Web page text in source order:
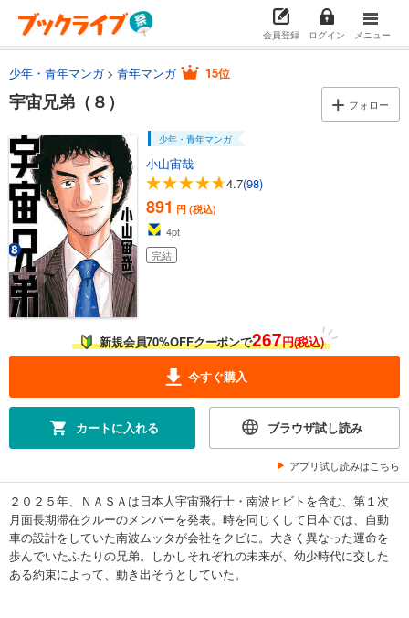
会員登録 ログイン メニュー
少年・青年マンガ 青年マンガ 15位
宇宙兄弟（８） フォロー
少年・青年マンガ
小山宙哉
4.7(98)
891 円 (税込)
4pt
完結
新規会員70%OFFクーポンで267円(税込)
今すぐ購入
カートに入れる ブラウザ試し読み
アプリ試し読みはこちら
２０２５年、ＮＡＳＡは日本人宇宙飛行士・南波ヒビトを含む、第１次
月面長期滞在クルーのメンバーを発表。時を同じくして日本では、自動
車の設計をしていた南波ムッタが会社をクビに。大きく異なった運命を
歩んでいたふたりの兄弟。しかしそれぞれの未来が、幼少時代に交した
ある約束によって、動き出そうとしていた。